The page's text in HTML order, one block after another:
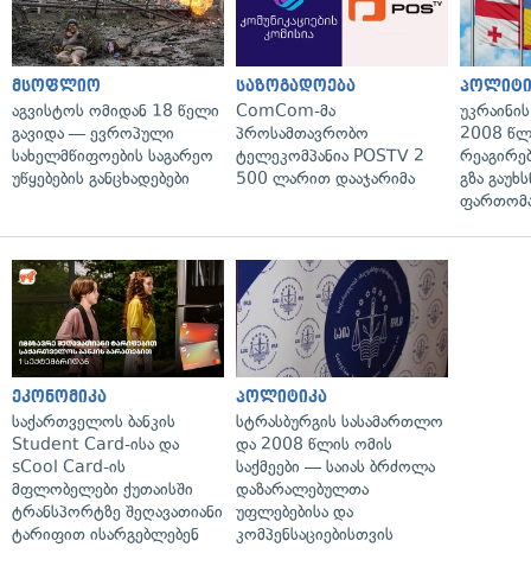
მსოფლიო
აგვისტოს ომიდან 18 წელი
გავიდა — ევროპული
სახელმწიფოების საგარეო
უწყებების განცხადებები
საზოგადოება
ComCom-მა
პროსამთავრობო
ტელეკომპანია POSTV 2
500 ლარით დააჯარიმა
2008
გზა
ეკონომიკა
საქართველოს ბანკის
Student Card-ისა და
sCool Card-ის
მფლობელები ქუთაისში
ტრანსპორტზე შეღავათიანი
ტარიფით ისარგებლებენ
პოლიტიკა
სტრასბურგის სასამართლო
და 2008 წლის ომის
საქმეები — საიას ბრძოლა
დაზარალებულთა
უფლებებისა და
კომპენსაციებისთვის